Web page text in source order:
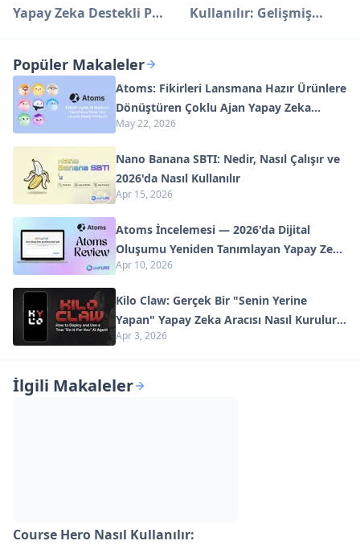
Yapay Zeka Destekli PDF
Kullanılır: Gelişmiş
Çıkarın
Popüler Makaleler
Atoms: Fikirleri Lansmana Hazır Ürünlere
Dönüştüren Çoklu Ajan Yapay Zeka
Platformu
May 22, 2026
Nano Banana SBTI: Nedir, Nasıl Çalışır ve
2026'da Nasıl Kullanılır
Apr 15, 2026
Atoms İncelemesi — 2026'da Dijital
Oluşumu Yeniden Tanımlayan Yapay Zeka
Ürün Geliştiricisi
Apr 10, 2026
Kilo Claw: Gerçek Bir "Senin Yerine
Yapan" Yapay Zeka Aracısı Nasıl Kurulur
ve Kullanılır (2026 Güncellemesi)
Apr 3, 2026
İlgili Makaleler
Course Hero Nasıl Kullanılır: